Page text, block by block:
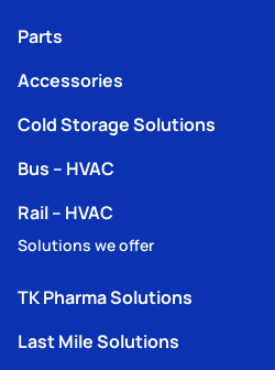
Parts
Accessories
Cold Storage Solutions
Bus – HVAC
Rail – HVAC
Solutions we offer
TK Pharma Solutions
Last Mile Solutions